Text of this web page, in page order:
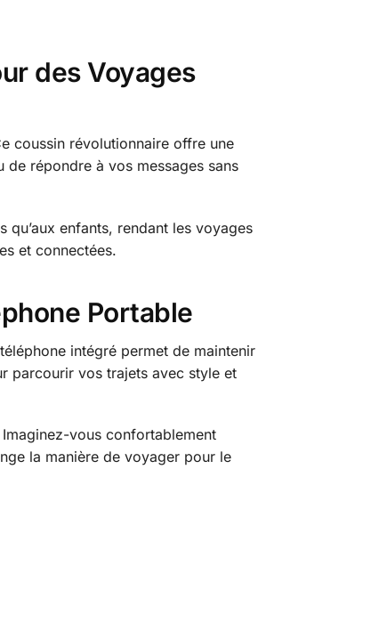
des Voyages
coussin révolutionnaire offre une
répondre à vos messages sans
qu’aux enfants, rendant les voyages
et connectées.
Portable
intégré permet de maintenir
parcourir vos trajets avec style et
vous confortablement
la manière de voyager pour le